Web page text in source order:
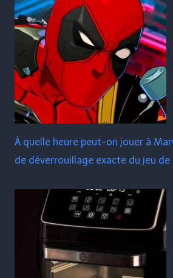
À quelle heure peut-on jouer à
de déverrouillage exacte du jeu